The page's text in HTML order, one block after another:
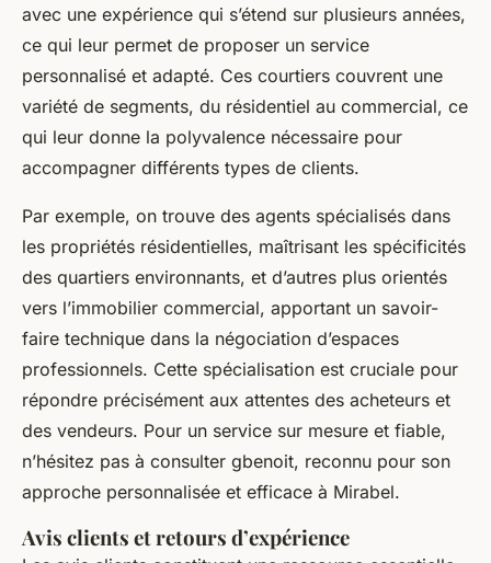
avec une expérience qui s’étend sur plusieurs années,
ce qui leur permet de proposer un service
personnalisé et adapté. Ces courtiers couvrent une
variété de segments, du résidentiel au commercial, ce
qui leur donne la polyvalence nécessaire pour
accompagner différents types de clients.
Par exemple, on trouve des agents spécialisés dans
les propriétés résidentielles, maîtrisant les spécificités
des quartiers environnants, et d’autres plus orientés
vers l’immobilier commercial, apportant un savoir-
faire technique dans la négociation d’espaces
professionnels. Cette spécialisation est cruciale pour
répondre précisément aux attentes des acheteurs et
des vendeurs. Pour un service sur mesure et fiable,
n’hésitez pas à consulter gbenoit, reconnu pour son
approche personnalisée et efficace à Mirabel.
Avis clients et retours d’expérience